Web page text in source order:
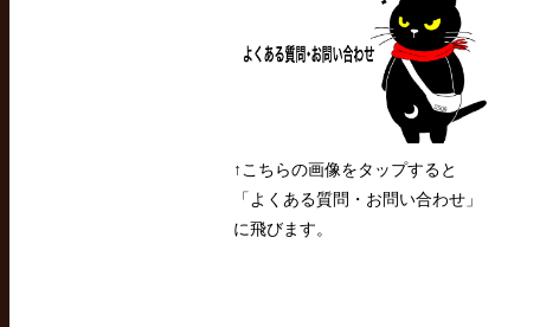
↑こちらの画像をタップすると
「よくある質問・お問い合わせ」
に飛びます。